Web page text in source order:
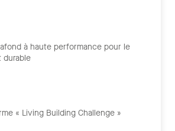
à haute performance pour le
durable
« Living Building Challenge »